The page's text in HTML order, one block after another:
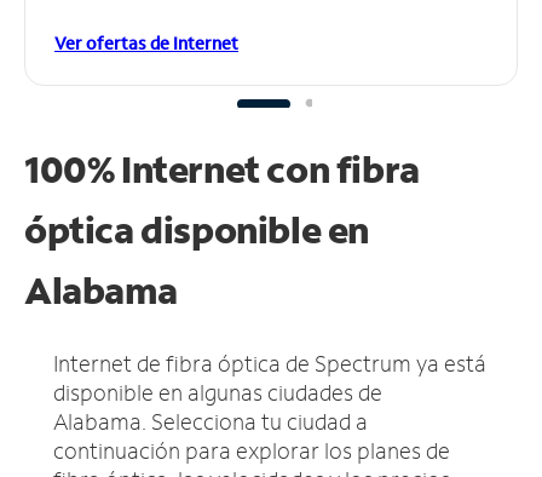
Ver ofertas de Internet
100% Internet con fibra
óptica disponible en
Alabama
Internet de fibra óptica de Spectrum ya está
disponible en algunas ciudades de
Alabama. Selecciona tu ciudad a
continuación para explorar los planes de